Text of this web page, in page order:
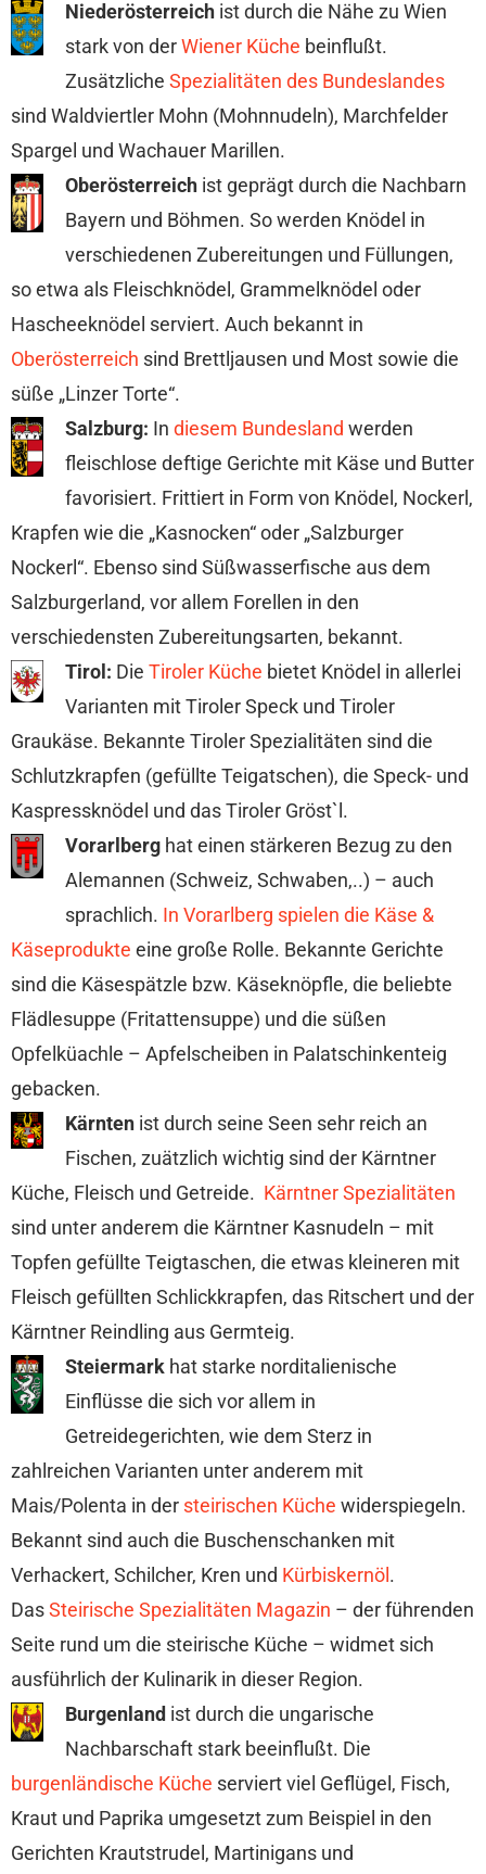
Niederösterreich ist durch die Nähe zu Wien
stark von derWiener Küche beinflußt.
Zusätzliche Spezialitäten des Bundeslandes
sind Waldviertler Mohn (Mohnnudeln), Marchfelder
Spargel und Wachauer Marillen.
Oberösterreich ist geprägt durch die Nachbarn
Bayern und Böhmen. So werden Knödel in
verschiedenen Zubereitungen und Füllungen,
so etwa als Fleischknödel, Grammelknödel oder
Hascheeknödel serviert. Auch bekannt in
Oberösterreich sind Brettljausen und Most sowie die
süße „Linzer Torte“.
Salzburg: In diesem Bundesland werden
fleischlose deftige Gerichte mit Käse und Butter
favorisiert. Frittiert in Form von Knödel, Nockerl,
Krapfen wie die „Kasnocken“ oder „Salzburger
Nockerl“. Ebenso sind Süßwasserfische aus dem
Salzburgerland, vor allem Forellen in den
verschiedensten Zubereitungsarten, bekannt.
Tirol: Die Tiroler Küche bietet Knödel in allerlei
Varianten mit Tiroler Speck und Tiroler
Graukäse. Bekannte Tiroler Spezialitäten sind die
Schlutzkrapfen (gefüllte Teigatschen), die Speck- und
Kaspressknödel und das Tiroler Gröst`l.
Vorarlberg hat einen stärkeren Bezug zu den
Alemannen (Schweiz, Schwaben,..) – auch
sprachlich. In Vorarlberg spielen die Käse &
Käseprodukte eine große Rolle. Bekannte Gerichte
sind die Käsespätzle bzw. Käseknöpfle, die beliebte
Flädlesuppe (Fritattensuppe) und die süßen
Opfelküachle – Apfelscheiben in Palatschinkenteig
gebacken.
Kärnten ist durch seine Seen sehr reich an
Fischen, zuätzlich wichtig sind der Kärntner
Küche, Fleisch und Getreide. Kärntner Spezialitäten
sind unter anderem die Kärntner Kasnudeln – mit
Topfen gefüllte Teigtaschen, die etwas kleineren mit
Fleisch gefüllten Schlickkrapfen, das Ritschert und der
Kärntner Reindling aus Germteig.
Steiermark hat starke norditalienische
Einflüsse die sich vor allem in
Getreidegerichten, wie dem Sterz in
zahlreichen Varianten unter anderem mit
Mais/Polenta in der steirischen Küche widerspiegeln.
Bekannt sind auch die Buschenschanken mit
Verhackert, Schilcher, Kren und Kürbiskernöl.
DasSteirische Spezialitäten Magazin – der führenden
Seite rund um die steirische Küche – widmet sich
ausführlich der Kulinarik in dieser Region.
Burgenland ist durch die ungarische
Nachbarschaft stark beeinflußt. Die
burgenländische Küche serviert viel Geflügel, Fisch,
Kraut und Paprika umgesetzt zum Beispiel in den
Gerichten Krautstrudel, Martinigans und